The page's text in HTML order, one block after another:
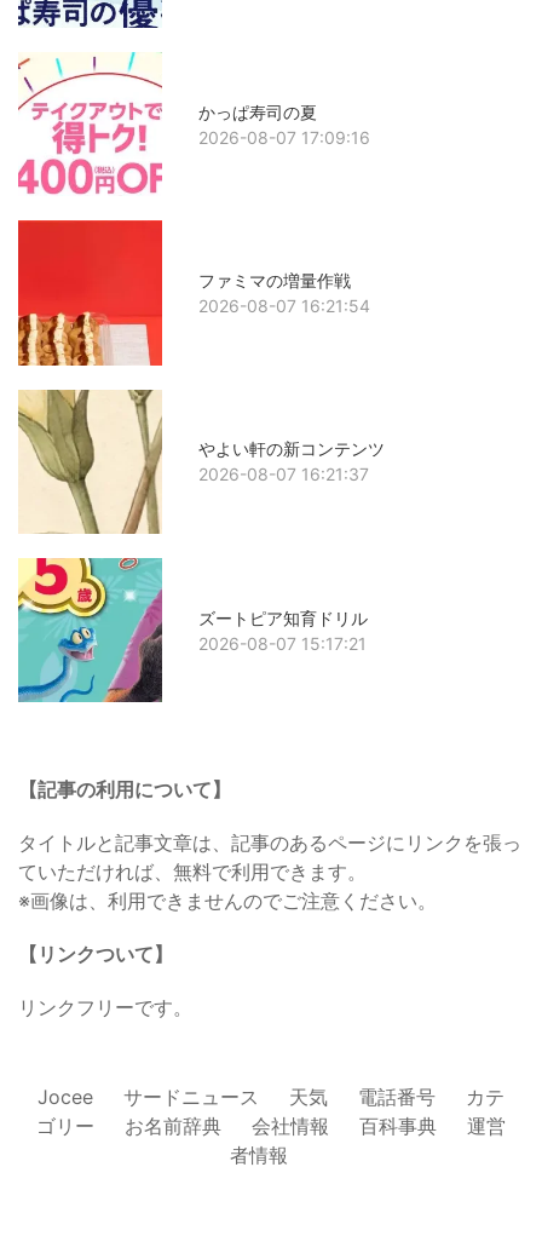
かっぱ寿司の夏
2026-08-07 17:09:16
ファミマの増量作戦
2026-08-07 16:21:54
やよい軒の新コンテンツ
2026-08-07 16:21:37
ズートピア知育ドリル
2026-08-07 15:17:21
【記事の利用について】
タイトルと記事文章は、記事のあるページにリンクを張っ
ていただければ、無料で利用できます。
※画像は、利用できませんのでご注意ください。
【リンクついて】
リンクフリーです。
Jocee サードニュース 天気 電話番号
カテ
ゴリー
お名前辞典 会社情報 百科事典
運営
者情報